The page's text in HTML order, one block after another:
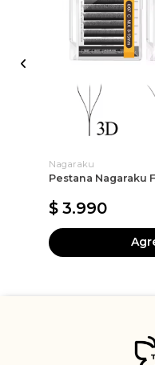
Nagaraku
Pestana Nagaraku
$ 3.990